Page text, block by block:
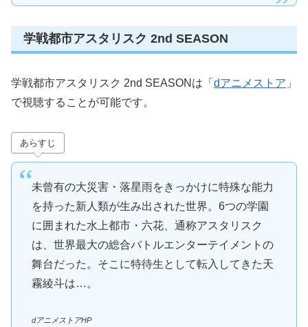
学戦都市アスタリスク 2nd SEASON
学戦都市アスタリスク 2nd SEASONは「 dアニメストア 」
で視聴することが可能です。
あらすじ
未曾有の大災害・落星雨をきっかけに特殊な能力
を持った新人類が生み出された世界。6つの学園
に囲まれた水上都市・六花、通称アスタリスク
は、世界最大の総合バトルエンターテイメントの
舞台だった。そこに特待生として転入してきた天
霧綾斗は…。
dアニメストアHP